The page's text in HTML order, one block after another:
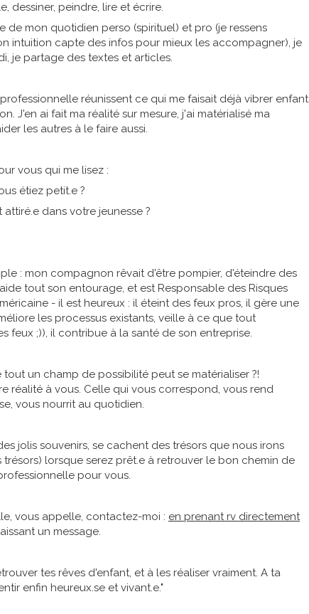
dessiner, peindre, lire et écrire.
de mon quotidien perso (spirituel) et pro (je ressens
intuition capte des infos pour mieux les accompagner), je
je partage des textes et articles.
réunissent ce qui me faisait déjà vibrer enfant
J'en ai fait ma réalité sur mesure, j'ai matérialisé ma
les autres à le faire aussi.
vous qui me lisez :
étiez petit.e ?
dans votre jeunesse ?
: mon compagnon rêvait d'être pompier, d'éteindre des
tout son entourage, et est Responsable des Risques
- il est heureux : il éteint des feux pros, il gère une
les processus existants, veille à ce que tout
feux ;)), il contribue à la santé de son entreprise.
un champ de possibilité peut se matérialiser ?!
réalité à vous. Celle qui vous correspond, vous rend
vous nourrit au quotidien.
jolis souvenirs, se cachent des trésors que nous irons
lorsque serez prêt.e à retrouver le bon chemin de
pour vous.
vous appelle, contactez-moi : en prenant rv directement
un message.
tes rêves d'enfant, et à les réaliser vraiment. A ta
enfin heureux.se et vivant.e."